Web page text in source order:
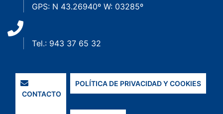
GPS: N 43.26940º W: 03285º
Tel.: 943 37 65 32
CONTACTO
POLÍTICA DE PRIVACIDAD Y COOKIES